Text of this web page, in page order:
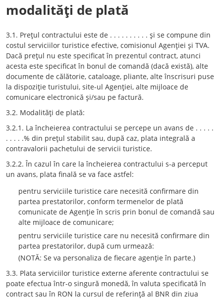
modalităţi de plată
3.1. Preţul contractului este de . . . . . . . . . . şi se compune din
costul serviciilor turistice efective, comisionul Agenţiei şi TVA.
Dacă preţul nu este specificat în prezentul contract, atunci
acesta este specificat în bonul de comandă (dacă există), alte
documente de călătorie, cataloage, pliante, alte înscrisuri puse
la dispoziţie turistului, site-ul Agenţiei, alte mijloace de
comunicare electronică şi/sau pe factură.
3.2. Modalităţi de plată:
3.2.1. La încheierea contractului se percepe un avans de . . . . .
. . . . .% din preţul stabilit sau, după caz, plata integrală a
contravalorii pachetului de servicii turistice.
3.2.2. În cazul în care la încheierea contractului s-a perceput
un avans, plata finală se va face astfel:
pentru serviciile turistice care necesită confirmare din
partea prestatorilor, conform termenelor de plată
comunicate de Agenţie în scris prin bonul de comandă sau
alte mijloace de comunicare;
pentru serviciile turistice care nu necesită confirmare din
partea prestatorilor, după cum urmează:
(NOTĂ: Se va personaliza de fiecare agenţie în parte.)
3.3. Plata serviciilor turistice externe aferente contractului se
poate efectua într-o singură monedă, în valuta specificată în
contract sau în RON la cursul de referinţă al BNR din ziua